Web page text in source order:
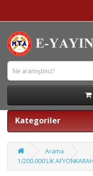
Kategoriler
Arama
1/200.000'LİK